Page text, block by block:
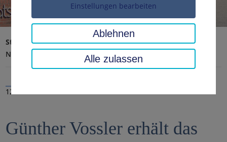
Startseite Landratsamt, Landkreis
Aktuelles
Nachrichten
12.05.2021
Günther Vossler erhält das
Einstellungen bearbeiten
Ablehnen
Alle zulassen